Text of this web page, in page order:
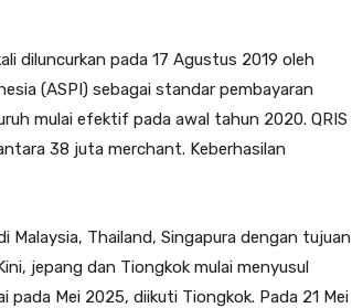
diluncurkan pada 17 Agustus 2019 oleh
(ASPI) sebagai standar pembayaran
mulai efektif pada awal tahun 2020. QRIS
38 juta merchant. Keberhasilan
Malaysia, Thailand, Singapura dengan tujuan
jepang dan Tiongkok mulai menyusul
pada Mei 2025, diikuti Tiongkok. Pada 21 Mei